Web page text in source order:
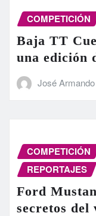
COMPETICIÓN
Baja TT
una edición
José
COMPETICIÓN
REPORTAJES
Ford
secretos del